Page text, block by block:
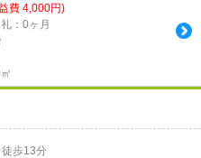
費 4,000円)
：0ヶ月
徒歩13分